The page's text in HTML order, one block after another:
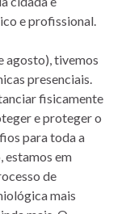
e profissional.
agosto), tivemos
presenciais.
fisicamente
e proteger o
para toda a
estamos em
de
mais